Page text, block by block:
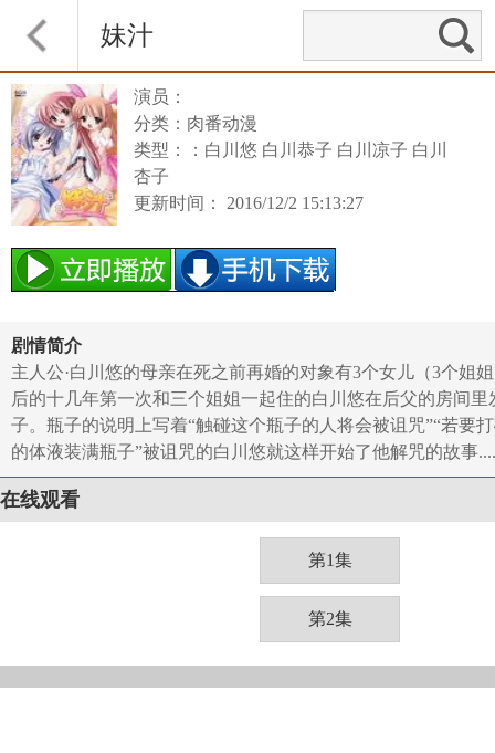
妹汁
演员：
分类：肉番动漫
类型：：白川悠 白川恭子 白川凉子 白川
杏子
更新时间： 2016/12/2 15:13:27
剧情简介
主人公·白川悠的母亲在死之前再婚的对象有3个女儿（3个姐
后的十几年第一次和三个姐姐一起住的白川悠在后父的房间里
子。瓶子的说明上写着“触碰这个瓶子的人将会被诅咒”“若要
的体液装满瓶子”被诅咒的白川悠就这样开始了他解咒的故事
在线观看
第1集
第2集